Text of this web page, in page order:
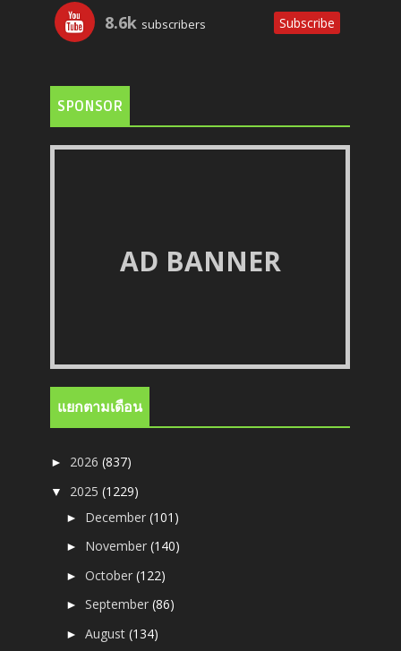
8.6k subscribers Subscribe
SPONSOR
AD BANNER
แยกตามเดือน
► 2026(837)
▼ 2025(1229)
► December(101)
► November(140)
►October(122)
►September(86)
►August(134)